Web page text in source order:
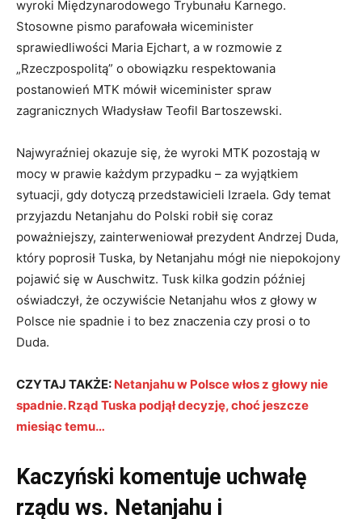
wyroki Międzynarodowego Trybunału Karnego.
Stosowne pismo parafowała wiceminister
sprawiedliwości Maria Ejchart, a w rozmowie z
„Rzeczpospolitą” o obowiązku respektowania
postanowień MTK mówił wiceminister spraw
zagranicznych Władysław Teofil Bartoszewski.
Najwyraźniej okazuje się, że wyroki MTK pozostają w
mocy w prawie każdym przypadku – za wyjątkiem
sytuacji, gdy dotyczą przedstawicieli Izraela. Gdy temat
przyjazdu Netanjahu do Polski robił się coraz
poważniejszy, zainterweniował prezydent Andrzej Duda,
który poprosił Tuska, by Netanjahu mógł nie niepokojony
pojawić się w Auschwitz. Tusk kilka godzin później
oświadczył, że oczywiście Netanjahu włos z głowy w
Polsce nie spadnie i to bez znaczenia czy prosi o to
Duda.
CZYTAJ TAKŻE: Netanjahu w Polsce włos z głowy nie
spadnie. Rząd Tuska podjął decyzję, choć jeszcze
miesiąc temu…
Kaczyński komentuje uchwałę
rządu ws. Netanjahu i